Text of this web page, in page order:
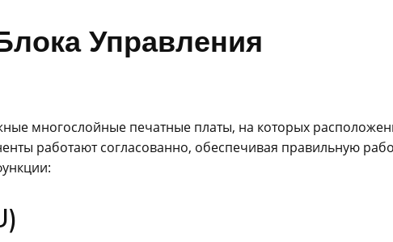
Управления
многослойные печатные платы, на которых
работают согласованно, обеспечивая правильную